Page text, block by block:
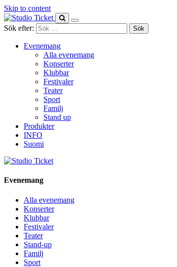
Skip to content
Sök efter:
Evenemang
Alla evenemang
Konserter
Klubbar
Festivaler
Teater
Sport
Familj
Stand up
Produkter
INFO
Suomi
Evenemang
Alla evenemang
Konserter
Klubbar
Festivaler
Teater
Stand-up
Familj
Sport